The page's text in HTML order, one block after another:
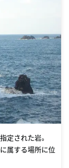
定された岩。
属する場所に位